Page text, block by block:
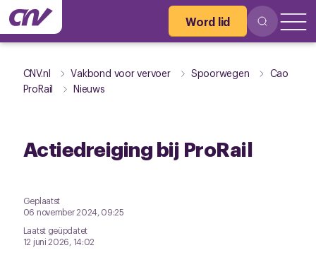
Word lid
CNV.nl Vakbond voor vervoer Spoorwegen
Cao
ProRail
Nieuws
Actiedreiging bij ProRail
Geplaatst
06 november 2024, 09:25
Laatst geüpdatet
12 juni 2026, 14:02